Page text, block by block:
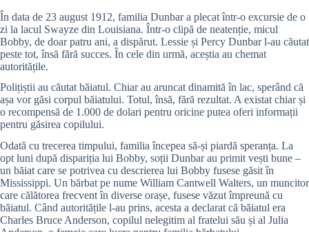
În data de 23 august 1912, familia Dunbar a plecat într-o excursie de o
zi la lacul Swayze din Louisiana. Într-o clipă de neatenție, micul
Bobby, de doar patru ani, a dispărut. Lessie și Percy Dunbar l-au căutat
peste tot, însă fără succes. În cele din urmă, aceștia au chemat
autoritățile.
Polițiștii au căutat băiatul. Chiar au aruncat dinamită în lac, sperând că
așa vor găsi corpul băiatului. Totul, însă, fără rezultat. A existat chiar și
o recompensă de 1.000 de dolari pentru oricine putea oferi informații
pentru găsirea copilului.
Odată cu trecerea timpului, familia începea să-și piardă speranța. La
opt luni după dispariția lui Bobby, soții Dunbar au primit vești bune –
un băiat care se potrivea cu descrierea lui Bobby fusese găsit în
Mississippi. Un bărbat pe nume William Cantwell Walters, un muncitor
care călătorea frecvent în diverse orașe, fusese văzut împreună cu
băiatul. Când autoritățile l-au prins, acesta a declarat că băiatul era
Charles Bruce Anderson, copilul nelegitim al fratelui său și al Julia